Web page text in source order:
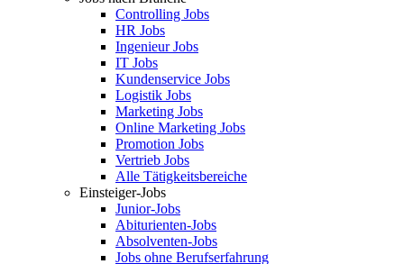
Controlling Jobs
HR Jobs
Ingenieur Jobs
IT Jobs
Kundenservice Jobs
Logistik Jobs
Marketing Jobs
Online Marketing Jobs
Promotion Jobs
Vertrieb Jobs
Alle Tätigkeitsbereiche
Einsteiger-Jobs
Junior-Jobs
Abiturienten-Jobs
Absolventen-Jobs
Jobs ohne Berufserfahrung